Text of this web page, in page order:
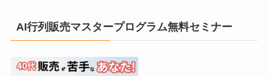
AI行列販売マスタープログラム無料セミナー